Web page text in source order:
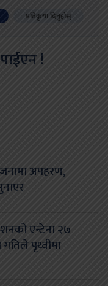
प्रतिकृया दिनुहोस्
!
अपहरण,
एन्टेना २७
गतिले पृथ्वीमा